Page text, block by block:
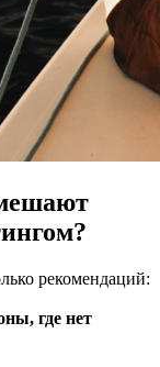
рекомендаций:
где нет